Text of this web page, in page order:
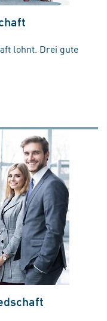
lohnt. Drei gute